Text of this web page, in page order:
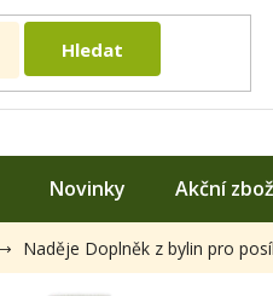
Hledat
Novinky Akční
Naděje Doplněk z bylin pro